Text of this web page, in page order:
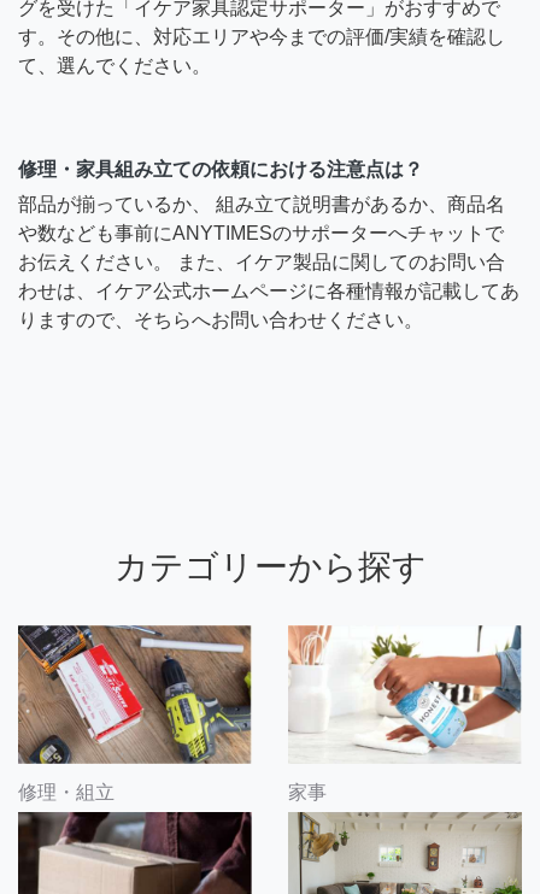
グを受けた「イケア家具認定サポーター」がおすすめで
す。その他に、対応エリアや今までの評価/実績を確認し
て、選んでください。
修理・家具組み立ての依頼における注意点は？
部品が揃っているか、 組み立て説明書があるか、商品名
や数なども事前にANYTIMESのサポーターへチャットで
お伝えください。 また、イケア製品に関してのお問い合
わせは、イケア公式ホームページに各種情報が記載してあ
りますので、そちらへお問い合わせください。
カテゴリーから探す
修理・組立 家事